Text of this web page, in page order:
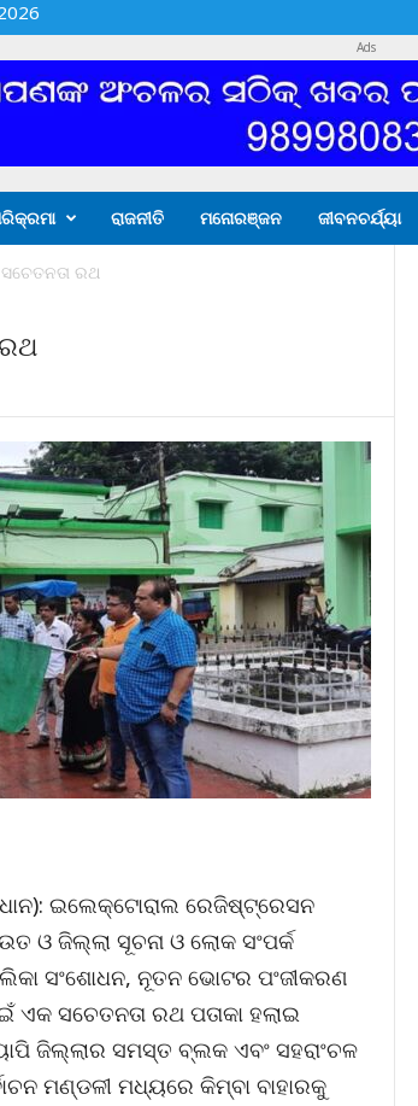
Ads
ରାଜନୀତି ମନୋରଞ୍ଜନ ଜୀବନଚର୍ଯ୍ୟା
ରଥ
ଇଲେକ୍‌ଟୋରାଲ ରେଜିଷ୍ଟ୍ରେସନ
ଓ ଜିଲ୍ଲା ସୂଚନା ଓ ଲୋକ ସଂପର୍କ
ସଂଶୋଧନ, ନୂତନ ଭୋଟର ପଂଜୀକରଣ
ଏକ ସଚେତନତା ରଥ ପତାକା ହଲାଇ
ଜିଲ୍ଲାର ସମସ୍ତ ବ୍ଲକ ଏବଂ ସହରାଂଚଳ
ମଣ୍ଡଳୀ ମଧ୍ୟରେ କିମ୍ବା ବାହାରକୁ